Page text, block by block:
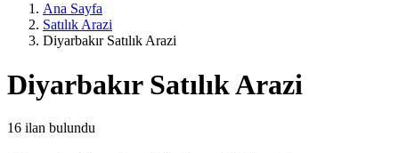
Ana Sayfa
Satılık Arazi
Diyarbakır Satılık Arazi
Diyarbakır Satılık Arazi
16 ilan bulundu